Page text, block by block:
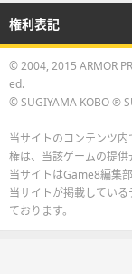
権利表記
© 2004, 2015 ARMOR
ed.
© SUGIYAMA KOBO ℗
当サイトのコンテンツ
権は、当該ゲームの提供
当サイトはGame8編集
当サイトが掲載してい
ております。